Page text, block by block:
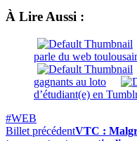
À Lire Aussi :
parle du web
gagnants au loto
d’étudiant(e) en
#WEB
Billet précédentVTC :